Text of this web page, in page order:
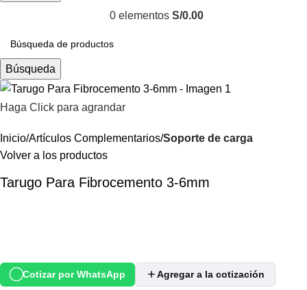
0 elementos S/0.00
Búsqueda
Haga Click para agrandar
Inicio Artículos Complementarios Soporte de carga
Volver a los productos
Tarugo Para Fibrocemento 3-6mm
Cotizar por WhatsApp Agregar a la cotización